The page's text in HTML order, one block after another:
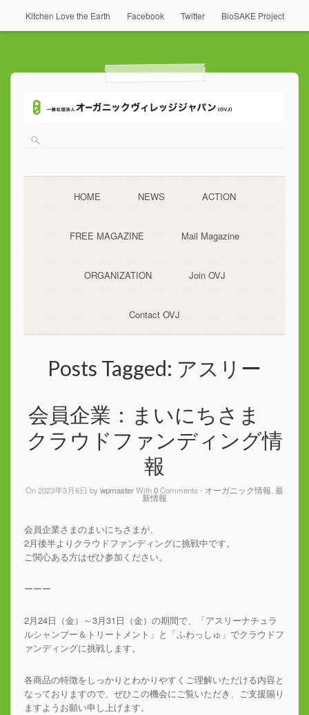
Kitchen Love the Earth Facebook Twitter BioSAKE Project
HOME NEWS ACTION
FREE MAGAZINE Mail Magazine
ORGANIZATION Join OVJ
Contact OVJ
Posts Tagged: アスリー
会員企業：まいにちさま
クラウドファンディング情
報
On 2023年3月6日 bywpmasterWith0Comments - オーガニック情報, 最
新情報
会員企業さまのまいにちさまが、
2月後半よりクラウドファンディングに挑戦中です。
ご関心ある方はぜひ参加ください。
ーーー
2月24日（金）～3月31日（金）の期間で、「アスリーナチュラ
ルシャンプー＆トリートメント」と「ふわっしゅ」でクラウドフ
ァンディングに挑戦します。
各商品の特徴をしっかりとわかりやすくご理解いただける内容と
なっておりますので、ぜひこの機会にご覧いただき、ご支援賜り
ますようお願い申し上げます。